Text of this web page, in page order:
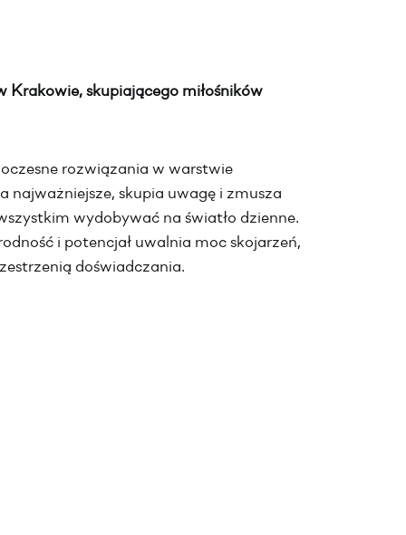
skupiającego miłośników
rozwiązania w warstwie
skupia uwagę i zmusza
wydobywać na światło dzienne.
i potencjał uwalnia moc skojarzeń,
doświadczania.